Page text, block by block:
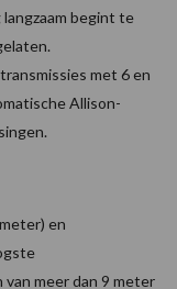
begint te
met 6 en
Allison-
en
meer dan 9 meter